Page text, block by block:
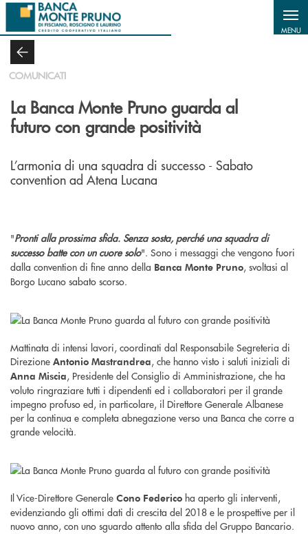
Salta al contenuto principale
MENU
COMUNICATI
La Banca Monte Pruno guarda al
futuro con grande positività
L’armonia di una squadra di successo - Sabato
convention ad Atena Lucana
"Pronti alla prossima sfida. Senza sosta, perché una squadra di
successo batte con un cuore solo". Sono i messaggi che vengono fuori
dalla convention di fine anno della Banca Monte Pruno, svoltasi al
Borgo Lucano sabato scorso.
Mattinata di intensi lavori, coordinati dal Responsabile Segreteria di
Direzione Antonio Mastrandrea, che hanno visto i saluti iniziali di
Anna Miscia, Presidente del Consiglio di Amministrazione, che ha
voluto ringraziare tutti i dipendenti ed i collaboratori per il grande
impegno profuso ed, in particolare, il Direttore Generale Albanese
per la continua e completa abnegazione verso una Banca che corre a
grande velocità.
Il Vice-Direttore Generale Cono Federico ha aperto gli interventi,
evidenziando gli ottimi dati di crescita del 2018 e le prospettive per il
nuovo anno, con uno sguardo attento alla sfida del Gruppo Bancario.